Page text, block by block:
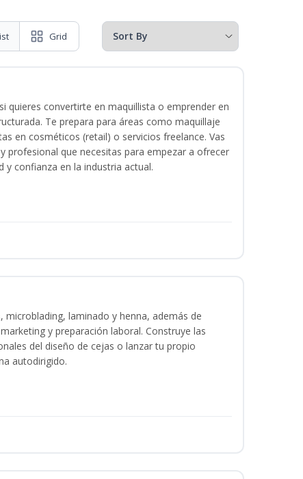
Grid
quieres convertirte en maquillista o emprender en
Te prepara para áreas como maquillaje
en cosméticos (retail) o servicios freelance. Vas
profesional que necesitas para empezar a ofrecer
y confianza en la industria actual.
microblading, laminado y henna, además de
y preparación laboral. Construye las
del diseño de cejas o lanzar tu propio
autodirigido.